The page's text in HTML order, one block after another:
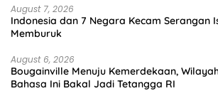
August 7, 2026
Indonesia dan 7 Negara Kecam Serangan
Memburuk
August 6, 2026
Bougainville Menuju Kemerdekaan,
Bahasa Ini Bakal Jadi Tetangga RI